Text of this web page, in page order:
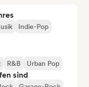
Indie-Pop
R&B Urban Pop
sind